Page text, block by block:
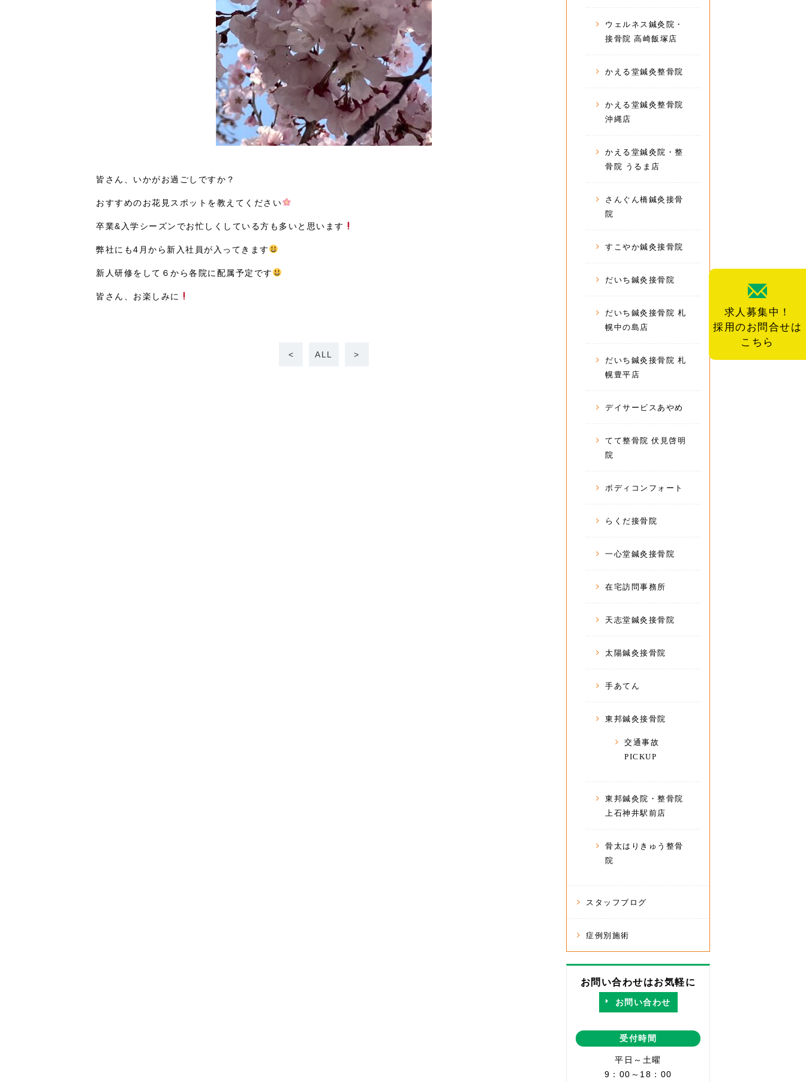
求人募集中！
採用のお問合せは
こちら
皆さん、いかがお過ごしですか？
おすすめのお花見スポットを教えてください
卒業&入学シーズンでお忙しくしている方も多いと思います
弊社にも4月から新入社員が入ってきます
新人研修をして６から各院に配属予定です
皆さん、お楽しみに
< ALL >
ウェルネス鍼灸院・
接骨院 高崎飯塚店
かえる堂鍼灸整骨院
かえる堂鍼灸整骨院
沖縄店
かえる堂鍼灸院・整
骨院 うるま店
さんぐん橋鍼灸接骨
院
すこやか鍼灸接骨院
だいち鍼灸接骨院
だいち鍼灸接骨院 札
幌中の島店
だいち鍼灸接骨院 札
幌豊平店
デイサービスあやめ
てて整骨院 伏見啓明
院
ボディコンフォート
らくだ接骨院
一心堂鍼灸接骨院
在宅訪問事務所
天志堂鍼灸接骨院
太陽鍼灸接骨院
手あてん
東邦鍼灸接骨院
交通事故
PICKUP
東邦鍼灸院・整骨院
上石神井駅前店
骨太はりきゅう整骨
院
スタッフブログ
症例別施術
お問い合わせはお気軽に
お問い合わせ
受付時間
平日～土曜
9：00～18：00